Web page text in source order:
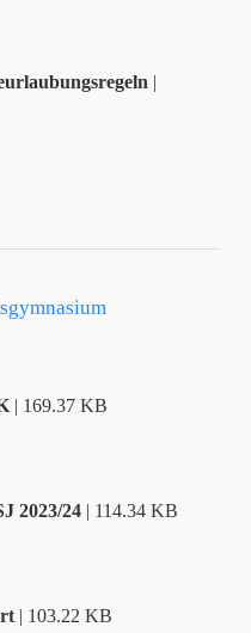
|
| 169.37 KB
2023/24 | 114.34 KB
| 103.22 KB